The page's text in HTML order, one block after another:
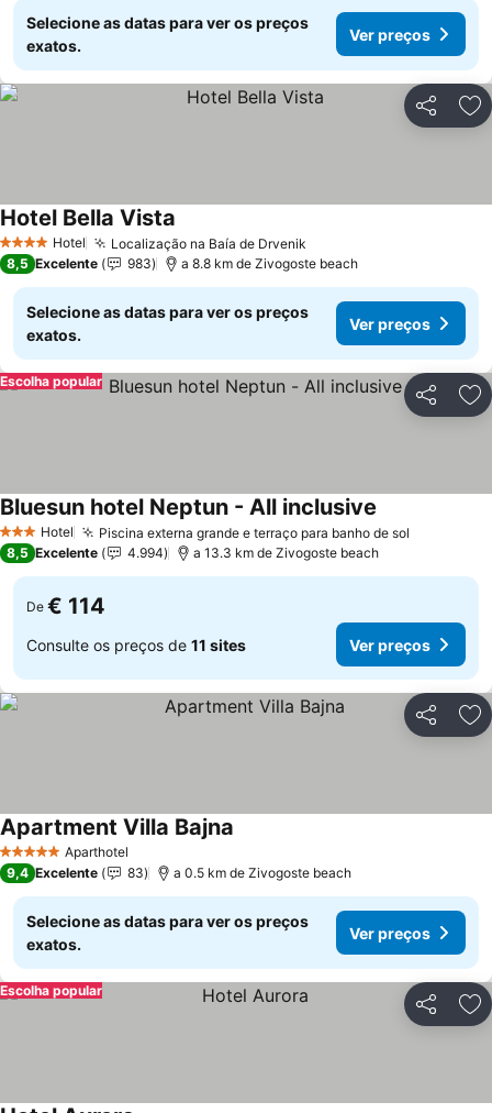
Selecione as datas para ver os preços
exatos.
Ver preços
Partilhar
4 EstrelasHotel Localização na Baía de Drvenik
Hotel Bella Vista
8,5 Excelente 983 a 8.8 km de Zivogoste beach
Selecione as datas para ver os preços
exatos.
Ver preços
Partilhar
Escolha popular
3 EstrelasHotel Piscina externa grande e terraço para banho de sol
Bluesun hotel Neptun - All inclusive
8,5 Excelente 4.994 a 13.3 km de Zivogoste beach
De € 114
Consulte os preços de 11 sites Ver preços
Partilhar
5 Estrelas Aparthotel
Apartment Villa Bajna
9,4 Excelente 83 a 0.5 km de Zivogoste beach
Selecione as datas para ver os preços
exatos.
Ver preços
Partilhar
Escolha popular